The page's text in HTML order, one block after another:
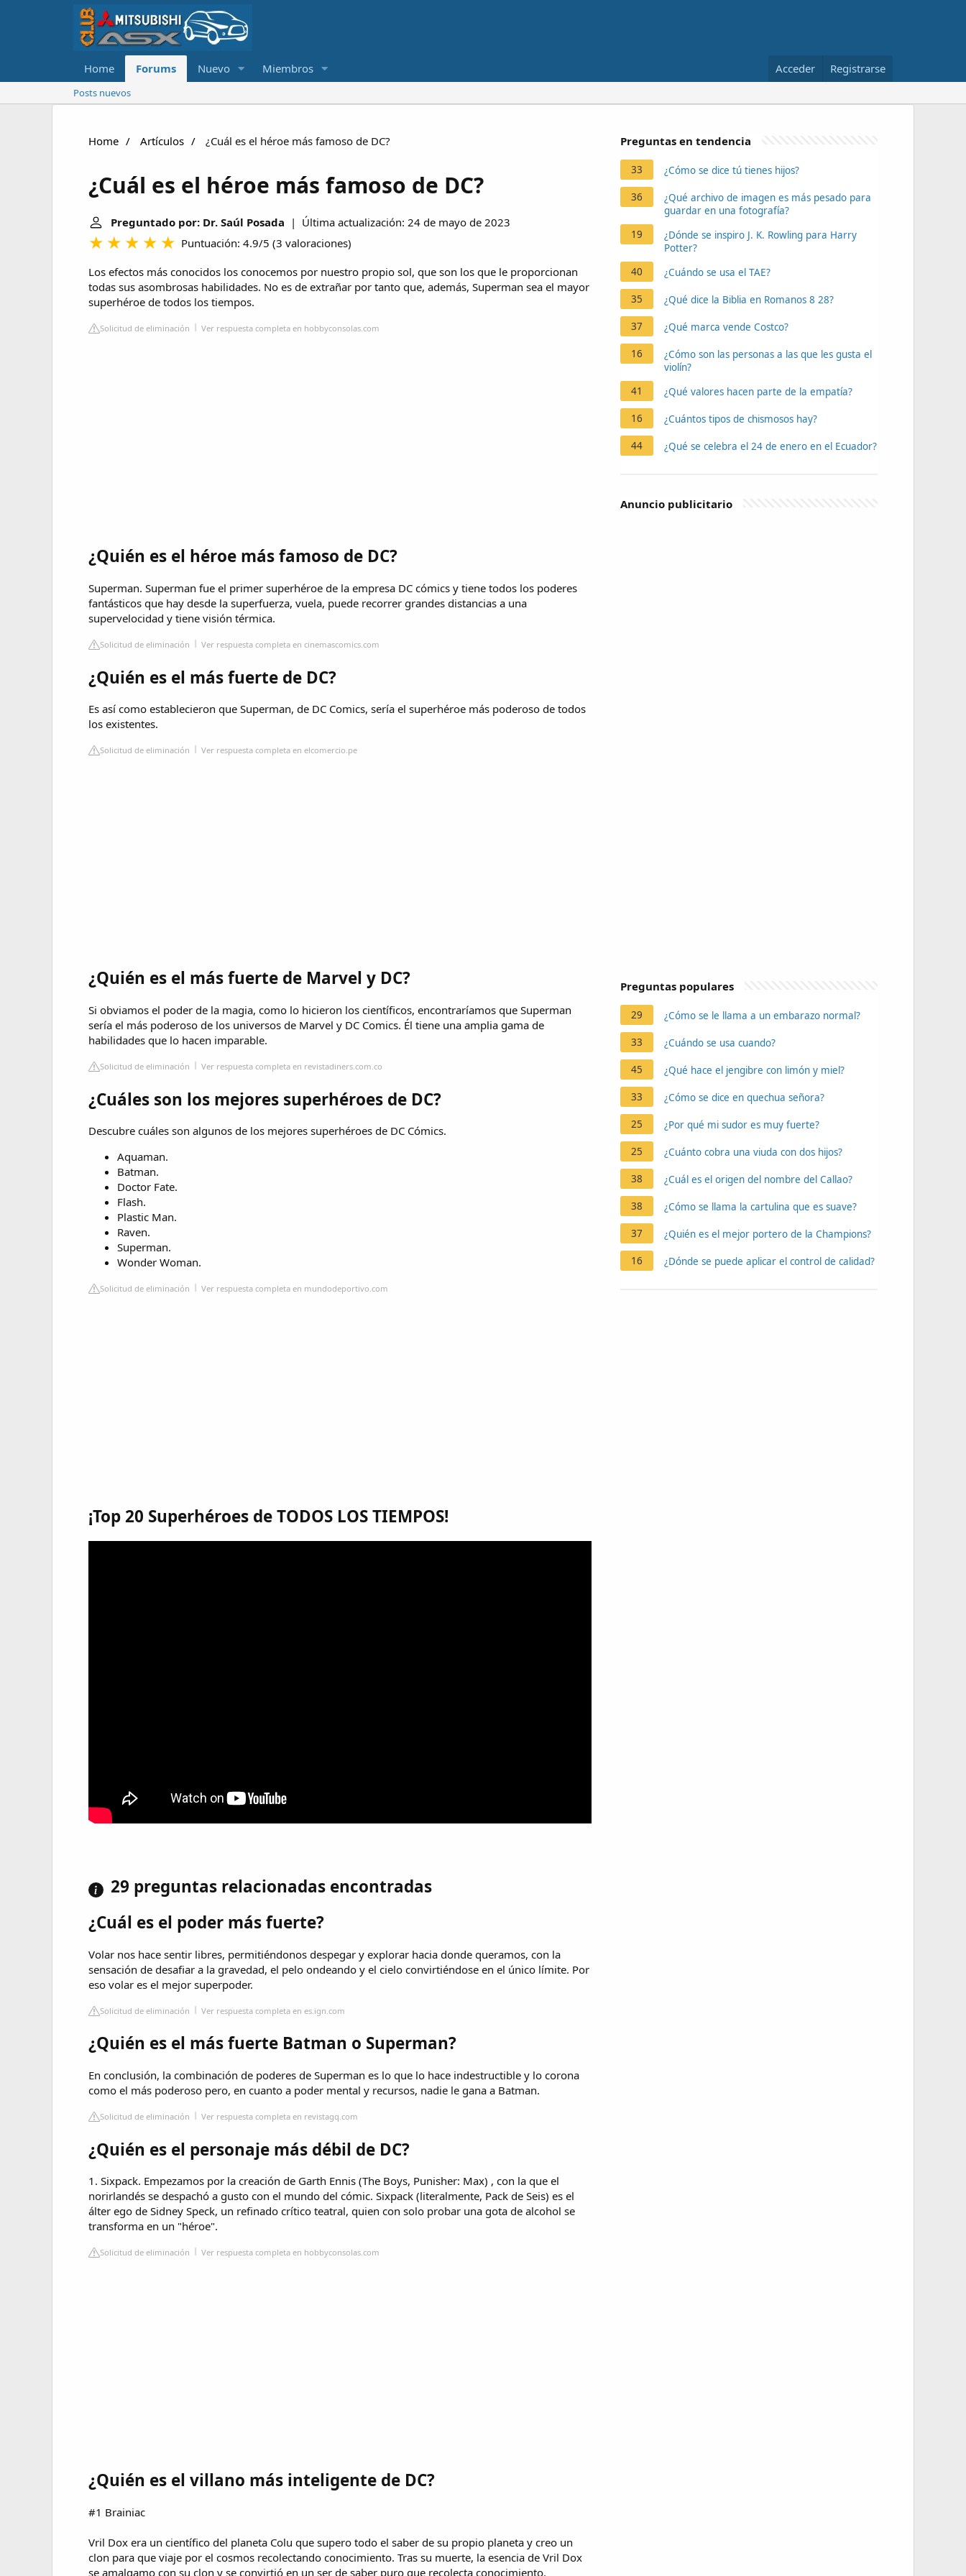
Home Forums Nuevo Miembros Acceder Registrarse
Posts nuevos
Home Artículos ¿Cuál es el héroe más famoso de DC?
¿Cuál es el héroe más famoso de DC?
Preguntado por: Dr. Saúl Posada | Última actualización: 24 de mayo de 2023
Puntuación: 4.9/5 (3 valoraciones)
Los efectos más conocidos los conocemos por nuestro propio sol, que son los que le proporcionan
todas sus asombrosas habilidades. No es de extrañar por tanto que, además, Superman sea el mayor
superhéroe de todos los tiempos.
Solicitud de eliminación Ver respuesta completa en hobbyconsolas.com
¿Quién es el héroe más famoso de DC?
Superman. Superman fue el primer superhéroe de la empresa DC cómics y tiene todos los poderes
fantásticos que hay desde la superfuerza, vuela, puede recorrer grandes distancias a una
supervelocidad y tiene visión térmica.
Solicitud de eliminación Ver respuesta completa en cinemascomics.com
¿Quién es el más fuerte de DC?
Es así como establecieron que Superman, de DC Comics, sería el superhéroe más poderoso de todos
los existentes.
Solicitud de eliminación Ver respuesta completa en elcomercio.pe
¿Quién es el más fuerte de Marvel y DC?
Si obviamos el poder de la magia, como lo hicieron los científicos, encontraríamos que Superman
sería el más poderoso de los universos de Marvel y DC Comics. Él tiene una amplia gama de
habilidades que lo hacen imparable.
Solicitud de eliminación Ver respuesta completa en revistadiners.com.co
¿Cuáles son los mejores superhéroes de DC?
Descubre cuáles son algunos de los mejores superhéroes de DC Cómics.
Aquaman.
Batman.
Doctor Fate.
Flash.
Plastic Man.
Raven.
Superman.
Wonder Woman.
Solicitud de eliminación Ver respuesta completa en mundodeportivo.com
¡Top 20 Superhéroes de TODOS LOS TIEMPOS!
29 preguntas relacionadas encontradas
¿Cuál es el poder más fuerte?
Volar nos hace sentir libres, permitiéndonos despegar y explorar hacia donde queramos, con la
sensación de desafiar a la gravedad, el pelo ondeando y el cielo convirtiéndose en el único límite. Por
eso volar es el mejor superpoder.
Solicitud de eliminación Ver respuesta completa en es.ign.com
¿Quién es el más fuerte Batman o Superman?
En conclusión, la combinación de poderes de Superman es lo que lo hace indestructible y lo corona
como el más poderoso pero, en cuanto a poder mental y recursos, nadie le gana a Batman.
Solicitud de eliminación Ver respuesta completa en revistagq.com
¿Quién es el personaje más débil de DC?
1. Sixpack. Empezamos por la creación de Garth Ennis (The Boys, Punisher: Max) , con la que el
norirlandés se despachó a gusto con el mundo del cómic. Sixpack (literalmente, Pack de Seis) es el
álter ego de Sidney Speck, un refinado crítico teatral, quien con solo probar una gota de alcohol se
transforma en un "héroe".
Solicitud de eliminación Ver respuesta completa en hobbyconsolas.com
¿Quién es el villano más inteligente de DC?
#1 Brainiac
Vril Dox era un científico del planeta Colu que supero todo el saber de su propio planeta y creo un
clon para que viaje por el cosmos recolectando conocimiento. Tras su muerte, la esencia de Vril Dox
se amalgamo con su clon y se convirtió en un ser de saber puro que recolecta conocimiento.
Preguntas en tendencia
33 ¿Cómo se dice tú tienes hijos?
36
¿Qué archivo de imagen es más pesado para
guardar en una fotografía?
19
¿Dónde se inspiro J. K. Rowling para Harry
Potter?
40
¿Cuándo se usa el TAE?
35 ¿Qué dice la Biblia en Romanos 8 28?
37 ¿Qué marca vende Costco?
16
¿Cómo son las personas a las que les gusta el
violín?
41
¿Qué valores hacen parte de la empatía?
16 ¿Cuántos tipos de chismosos hay?
44 ¿Qué se celebra el 24 de enero en el Ecuador?
Anuncio publicitario
Preguntas populares
29 ¿Cómo se le llama a un embarazo normal?
33 ¿Cuándo se usa cuando?
45 ¿Qué hace el jengibre con limón y miel?
33 ¿Cómo se dice en quechua señora?
25 ¿Por qué mi sudor es muy fuerte?
25 ¿Cuánto cobra una viuda con dos hijos?
38 ¿Cuál es el origen del nombre del Callao?
38 ¿Cómo se llama la cartulina que es suave?
37 ¿Quién es el mejor portero de la Champions?
16 ¿Dónde se puede aplicar el control de calidad?